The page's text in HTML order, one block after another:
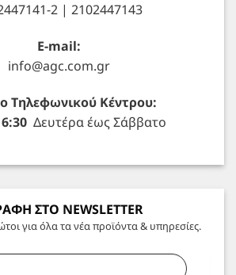
2 | 2102447143
E-mail:
info@agc.com.gr
Τηλεφωνικού Κέντρου:
Δευτέρα έως Σάββατο
ΣΤΟ NEWSLETTER
για όλα τα νέα προϊόντα & υπηρεσίες.